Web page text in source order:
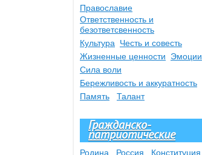
Православие
Ответственность и
безответсвенность
Культура
Честь и совесть
Жизненные ценности
Эмоции
Сила воли
Бережливость и аккуратность
Память
Талант
Гражданско-
патриотические
Родина Россия
Конституция